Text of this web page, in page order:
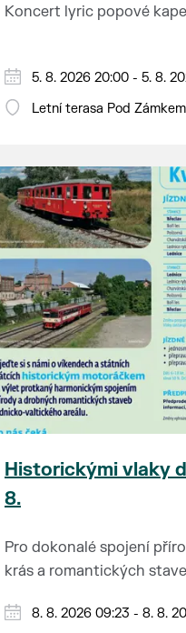
Koncert lyric popové
5. 8. 2026 20:00 - 5. 8.
Letní terasa Pod Zámkem
Historickými vlaky
8.
Pro dokonalé spojení
krás a romantických
přezdívá Zahrada Evropy.
Od 1. května do 28. září
8. 8. 2026 09:23 - 8. 8.